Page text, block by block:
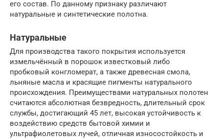
его состав. По данному признаку различают
натуральные и синтетические полотна.
Натуральные
Для производства такого покрытия используется
измельчённый в порошок известковый либо
пробковый конгломерат, а также древесная смола,
льняные масла и красящие пигменты натурального
происхождения. Преимуществами натуральных полотен
считаются абсолютная безвредность, длительный срок
службы, достигающий 45 лет, высокая устойчивость к
воздействию средств бытовой химии и
ультрафиолетовых лучей, отличная износостойкость и